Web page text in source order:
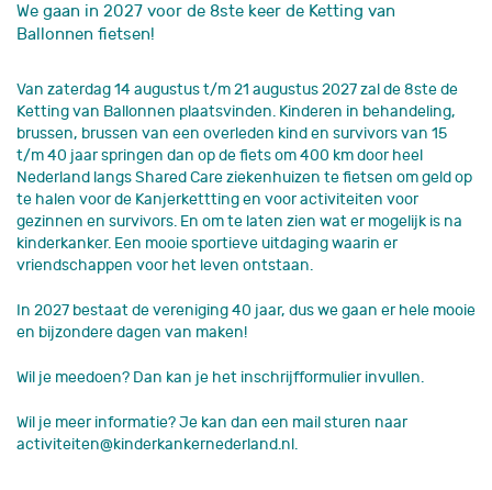
We gaan in 2027 voor de 8ste keer de Ketting van
Ballonnen fietsen!
Van zaterdag 14 augustus t/m 21 augustus 2027 zal de 8ste de
Ketting van Ballonnen plaatsvinden. Kinderen in behandeling,
brussen, brussen van een overleden kind en survivors van 15
t/m 40 jaar springen dan op de fiets om 400 km door heel
Nederland langs Shared Care ziekenhuizen te fietsen om geld op
te halen voor de Kanjerkettting en voor activiteiten voor
gezinnen en survivors. En om te laten zien wat er mogelijk is na
kinderkanker. Een mooie sportieve uitdaging waarin er
vriendschappen voor het leven ontstaan.
In 2027 bestaat de vereniging 40 jaar, dus we gaan er hele mooie
en bijzondere dagen van maken!
Wil je meedoen? Dan kan je het inschrijfformulier invullen.
Wil je meer informatie? Je kan dan een mail sturen naar
activiteiten@kinderkankernederland.nl.